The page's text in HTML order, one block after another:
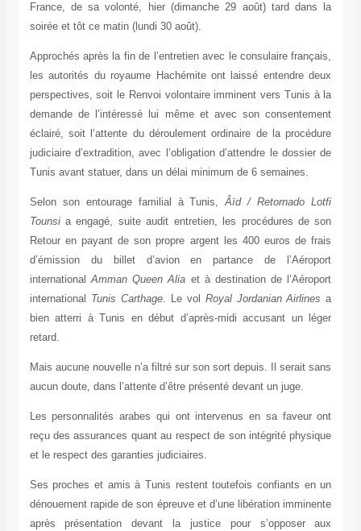
France, de sa volonté, hier (dimanche 29 août) tard dans la
soirée et tôt ce matin (lundi 30 août).
Approchés après la fin de l’entretien avec le consulaire français,
les autorités du royaume Hachémite ont laissé entendre deux
perspectives, soit le Renvoi volontaire imminent vers Tunis à la
demande de l’intéressé lui même et avec son consentement
éclairé, soit l’attente du déroulement ordinaire de la procédure
judiciaire d’extradition, avec l’obligation d’attendre le dossier de
Tunis avant statuer, dans un délai minimum de 6 semaines.
Selon son entourage familial à Tunis,Âïd / Retornado Lotfi
Tounsia engagé, suite audit entretien, les procédures de son
Retour en payant de son propre argent les 400 euros de frais
d’émission du billet d’avion en partance de l’Aéroport
internationalAmman Queen Alia et à destination de l’Aéroport
international Tunis Carthage. Le vol Royal Jordanian Airlinesa
bien atterri à Tunis en début d’après-midi accusant un léger
retard.
Mais aucune nouvelle n’a filtré sur son sort depuis. Il serait sans
aucun doute, dans l’attente d’être présenté devant un juge.
Les personnalités arabes qui ont intervenus en sa faveur ont
reçu des assurances quant au respect de son intégrité physique
et le respect des garanties judiciaires.
Ses proches et amis à Tunis restent toutefois confiants en un
dénouement rapide de son épreuve et d’une libération imminente
après présentation devant la justice pour s’opposer aux